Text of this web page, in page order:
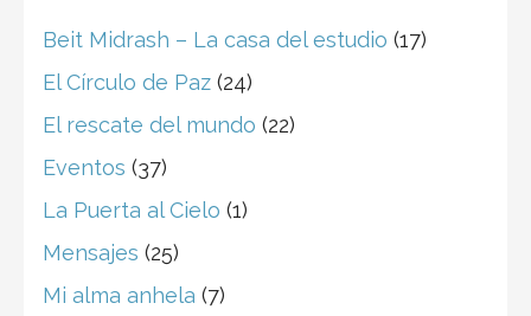
Beit Midrash – La casa del estudio (17)
El Círculo de Paz (24)
El rescate del mundo (22)
Eventos (37)
La Puerta al Cielo (1)
Mensajes (25)
Mi alma anhela (7)